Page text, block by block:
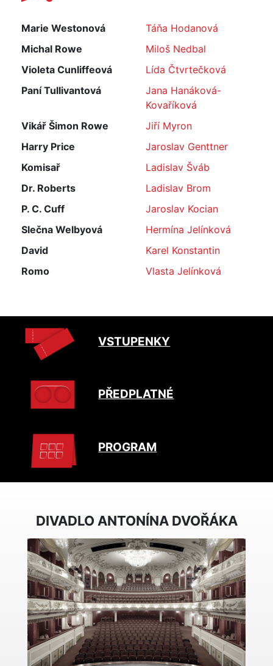
Marie Westonová
Táňa Hodanová
Michal Rowe
Miloš Nedbal
Violeta Cunliffeová
Lída Čtvrtečková
Paní Tullivantová
Jana Hanáková-
Kovaříková
Vikář Šimon Rowe
Jiří Myron
Harry Price
Jaroslav Genttner
Komisař
Ladislav Šváb
Dr. Roberts
Ladislav Brom
P. C. Cuff
Jaroslav Kocian
Slečna Welbyová
Hermína Jelínková
David
Karel Konstantin
Romo
Vlasta Jelínková
VSTUPENKY
PŘEDPLATNÉ
PROGRAM
DIVADLO ANTONÍNA DVOŘÁKA